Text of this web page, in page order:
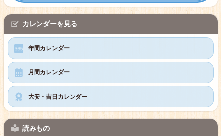
カレンダーを見る
年間カレンダー
月間カレンダー
大安・吉日カレンダー
読みもの